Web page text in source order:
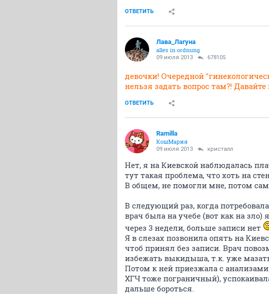
ОТВЕТИТЬ
Лава_Лагуна
alles in ordnung
09 июля 2013 678105
девочки! Очередной
нельзя задать вопрос там?!
ОТВЕТИТЬ
Ramilla
КошМария
09 июля 2013 кристалл
Нет, я на Киевской наблюдалась
тут такая проблема, что хоть на
В общем, не помогли мне, потом
В следующий раз, когда
врач была на учебе (вот как на
через 3 недели, больше записи нет
Я в слезах позвонила опять на
чтоб принял без записи. Врач
избежать выкидыша, т.к. уже
Потом к ней приезжала с
ХГЧ тоже пограничный),
дальше бороться.